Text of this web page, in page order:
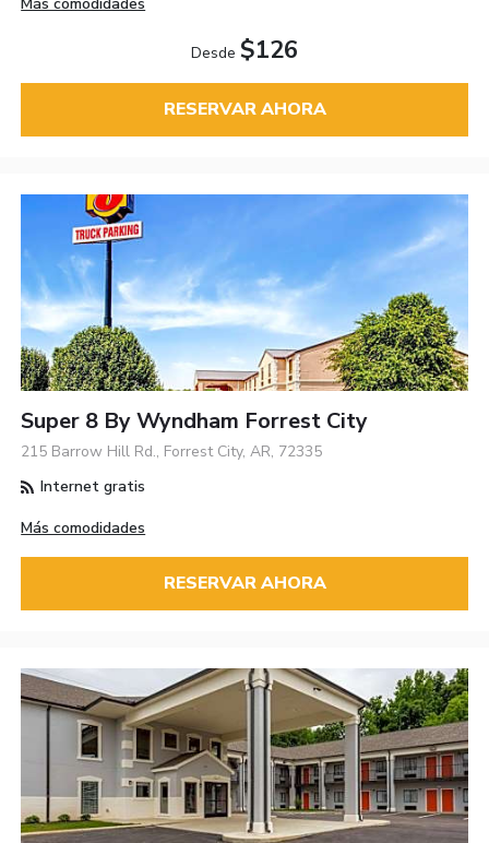
Desde $126
RESERVAR AHORA
Super 8 By Wyndham Forrest City
215 Barrow Hill Rd., Forrest City, AR, 72335
Internet gratis
Más comodidades
RESERVAR AHORA